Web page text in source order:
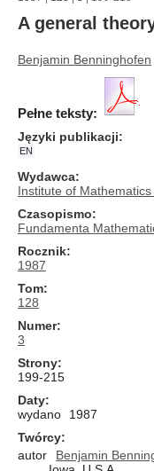
A general
Benjamin Benninghofen
Pełne teksty:
Języki publikacji
EN
Wydawca
Institute of
Czasopismo
Fundamenta
Rocznik
1987
Tom
128
Numer
3
Strony
199-215
Daty
wydano
1987
Twórcy
autor
Benjamin